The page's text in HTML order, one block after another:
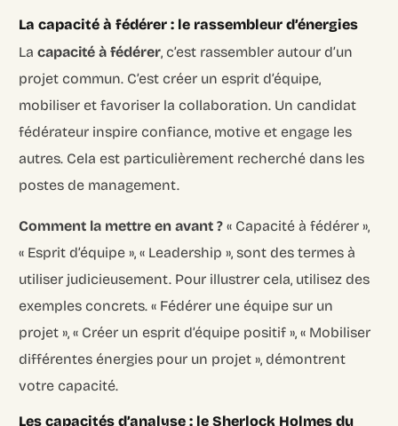
La capacité à fédérer : le rassembleur d’énergies
Lacapacité à fédérer, c’est rassembler autour d’un
projet commun. C’est créer un esprit d’équipe,
mobiliser et favoriser la collaboration. Un candidat
fédérateur inspire confiance, motive et engage les
autres. Cela est particulièrement recherché dans les
postes de management.
Comment la mettre en avant ? « Capacité à fédérer »,
« Esprit d’équipe », « Leadership », sont des termes à
utiliser judicieusement. Pour illustrer cela, utilisez des
exemples concrets. « Fédérer une équipe sur un
projet », « Créer un esprit d’équipe positif », « Mobiliser
différentes énergies pour un projet », démontrent
votre capacité.
Les capacités d’analyse : le Sherlock Holmes du